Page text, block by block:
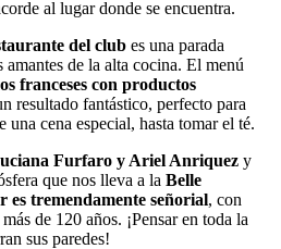
al lugar donde se encuentra.
del club es una parada
de la alta cocina. El menú
franceses con productos
resultado fantástico, perfecto para
una cena especial, hasta tomar el té.
Furfaro y Ariel Anriquez y
que nos lleva a la Belle
es tremendamente señorial, con
de 120 años. ¡Pensar en toda la
sus paredes!